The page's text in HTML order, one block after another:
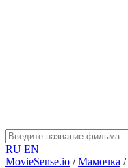
RU EN
MovieSense.io / Мамочка /